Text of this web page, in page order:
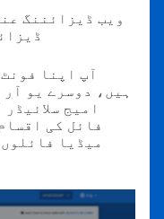
ویب ڈیزائننگ
آپ اپنا
ہیں، دوسرے یو
امیج
فائل کی
میڈیا